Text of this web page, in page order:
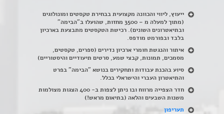
ייעוץ, ליווי והכוונה מקצועית בבחירת טקסטים ומונולוגים
(מתוך למעלה מ – 3500 מחזות, שהועלו ב"הבימה"
ובתיאטרונים השונים). רכישת הטקסטים מתבצעת בארכיון
בלבד ובפורמט מודפס.
איתור והנגשת חומרי ארכיון נדירים (ספרים, טקסטים,
מסמכים, תמונות, קבצי שמע, סרטים תיעודיים והיסטוריים)
סיוע בהכנת עבודות ותחקירים בנושא "הבימה" בפרט
והתיאטרון העברי והישראלי בכלל.
חדר הצפייה מרווח ובו ניתן לצפות ב- 400 הצגות מצולמות
משנות השבעים והלאה (בתיאום מראש!)
תעריפון